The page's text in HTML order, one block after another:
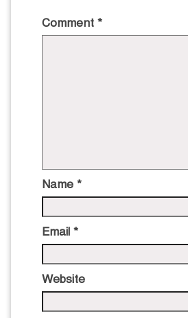
Comment *
Name *
Email *
Website